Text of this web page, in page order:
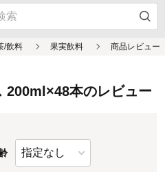
200ml×48本のレビュー